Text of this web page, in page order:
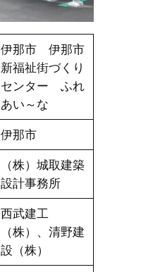
伊那市 伊那市
新福祉街づくり
センター ふれ
あい～な
伊那市
（株）城取建築
設計事務所
西武建工
（株）、清野建
設（株）